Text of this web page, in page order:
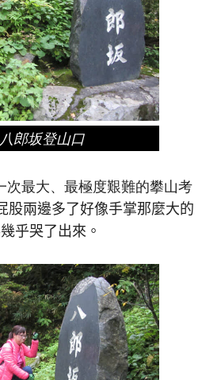
郎坂登山口
次最大、最極度艱難的攀山考
股兩邊多了好像手掌那麼大的
乎哭了出來。